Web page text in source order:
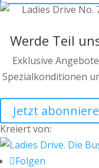
Werde Teil
Exklusive
Spezialkonditionen
Jetzt
Kreiert von:
Folgen